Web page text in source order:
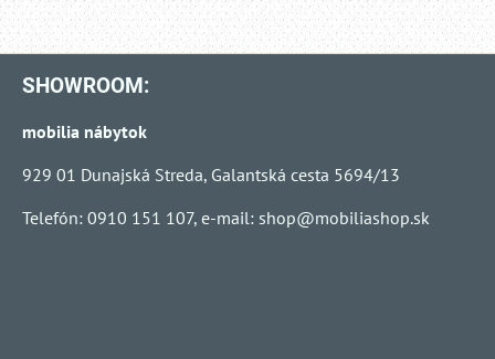
SHOWROOM:
mobilia nábytok
929 01 Dunajská Streda, Galantská cesta 5694/13
Telefón: 0910 151 107, e-mail: shop@mobiliashop.sk